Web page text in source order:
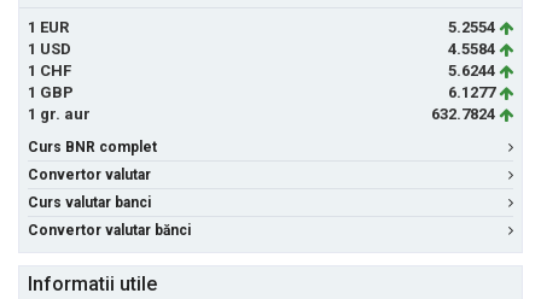
1 EUR
5.2554
1 USD
4.5584
1 CHF
5.6244
1 GBP
6.1277
1 gr. aur
632.7824
Curs BNR complet
Convertor valutar
Curs valutar banci
Convertor valutar bănci
Informatii utile